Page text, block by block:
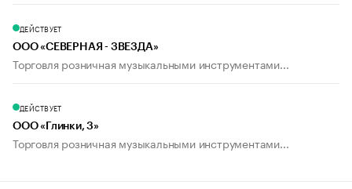
ДЕЙСТВУЕТ
ООО «СЕВЕРНАЯ - ЗВЕЗДА»
Торговля розничная музыкальными инструментами...
ДЕЙСТВУЕТ
ООО «Глинки, 3»
Торговля розничная музыкальными инструментами...